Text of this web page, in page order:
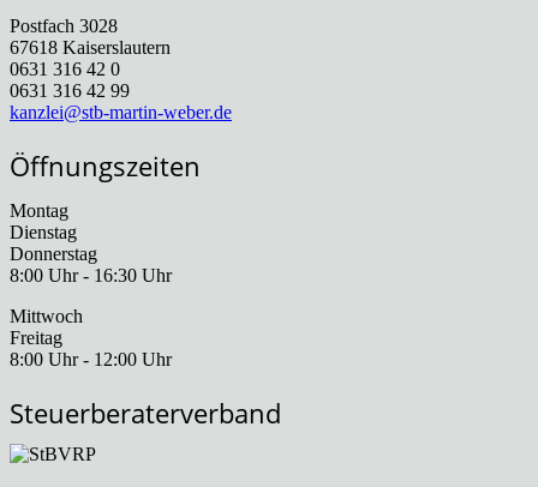
Postfach 3028
67618 Kaiserslautern
0631 316 42 0
0631 316 42 99
kanzlei@stb-martin-weber.de
Öffnungszeiten
Montag
Dienstag
Donnerstag
8:00 Uhr - 16:30 Uhr
Mittwoch
Freitag
8:00 Uhr - 12:00 Uhr
Steuerberaterverband